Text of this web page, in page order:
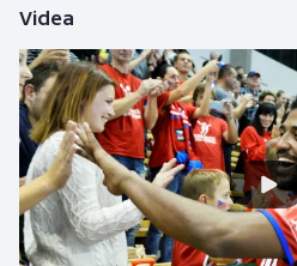
Lyže a snowboard
Moderní pětiboj
Motorsport
Olympijské hry
Parasport
Videa